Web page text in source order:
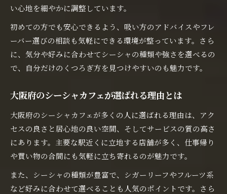
い心地を細やかに調整しています。
初めての方でも安心できるよう、吸い方のアドバイスやフレ
ーバー選びの相談も気軽にできる環境が整っています。さら
に、気分や好みに合わせてシーシャの種類や強さを選べるの
で、自分だけのくつろぎ方を見つけやすいのも魅力です。
大阪府のシーシャカフェが選ばれる理由とは
大阪府のシーシャカフェが多くの人に選ばれる理由は、アク
セスの良さと居心地の良い空間、そしてサービスの質の高さ
にあります。主要な駅近くに立地する店舗が多く、仕事帰り
や買い物の合間にも気軽に立ち寄れるのが魅力です。
また、シーシャの種類が豊富で、シガーリーフやフルーツ系
など好みに合わせて選べることも人気のポイントです。さら